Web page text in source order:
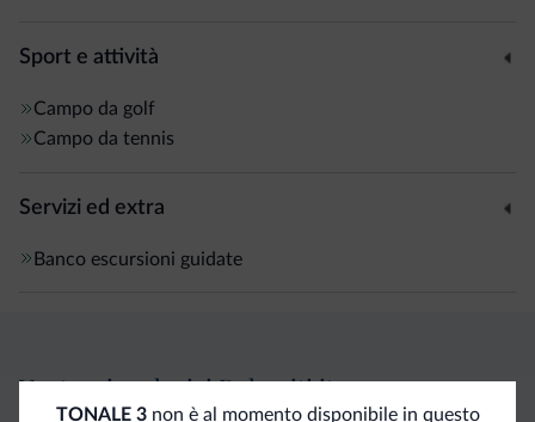
Sport e attività
Campo da golf
Campo da tennis
Servizi ed extra
Banco escursioni guidate
TONALE 3non è al momento disponibile in questo
Vantaggi esclusivi Dolomiti.it